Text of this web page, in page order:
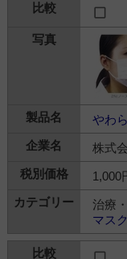
やわ
株式
1,000
治療
マスク